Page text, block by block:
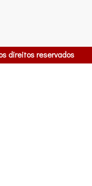
direitos reservados